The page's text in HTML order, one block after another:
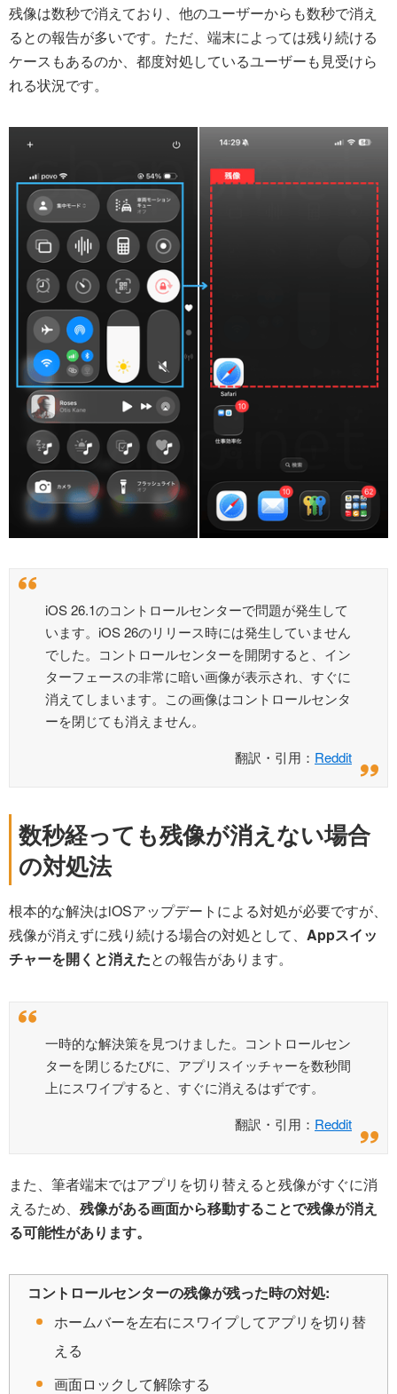
残像は数秒で消えており、他のユーザーからも数秒で消え
るとの報告が多いです。ただ、端末によっては残り続ける
ケースもあるのか、都度対処しているユーザーも見受けら
れる状況です。
iOS 26.1のコントロールセンターで問題が発生して
います。iOS 26のリリース時には発生していません
でした。コントロールセンターを開閉すると、イン
ターフェースの非常に暗い画像が表示され、すぐに
消えてしまいます。この画像はコントロールセンタ
ーを閉じても消えません。
翻訳・引用： Reddit
数秒経っても残像が消えない場合
の対処法
根本的な解決はiOSアップデートによる対処が必要ですが、
残像が消えずに残り続ける場合の対処として、 Appスイッ
チャーを開くと消えたとの報告があります。
一時的な解決策を見つけました。コントロールセン
ターを閉じるたびに、アプリスイッチャーを数秒間
上にスワイプすると、すぐに消えるはずです。
翻訳・引用： Reddit
また、筆者端末ではアプリを切り替えると残像がすぐに消
えるため、 残像がある画面から移動することで残像が消え
る可能性があります。
コントロールセンターの残像が残った時の対処:
ホームバーを左右にスワイプしてアプリを切り替
える
画面ロックして解除する